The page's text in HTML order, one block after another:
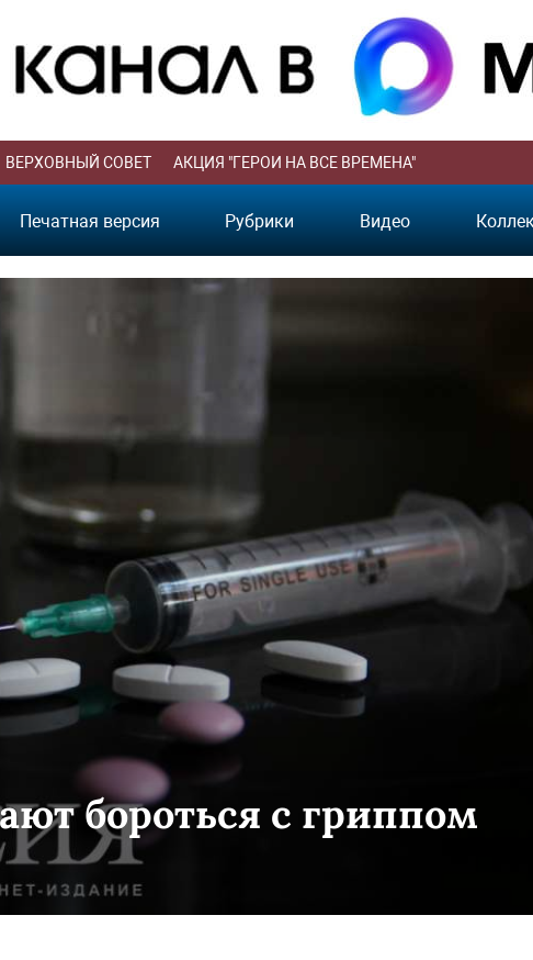
ВЕРХОВНЫЙ СОВЕТ АКЦИЯ "ГЕРОИ НА ВСЕ ВРЕМЕНА"
Печатная версия Рубрики Видео
бороться с гриппом